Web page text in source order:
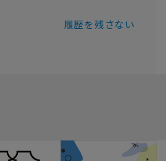
履歴を残さない